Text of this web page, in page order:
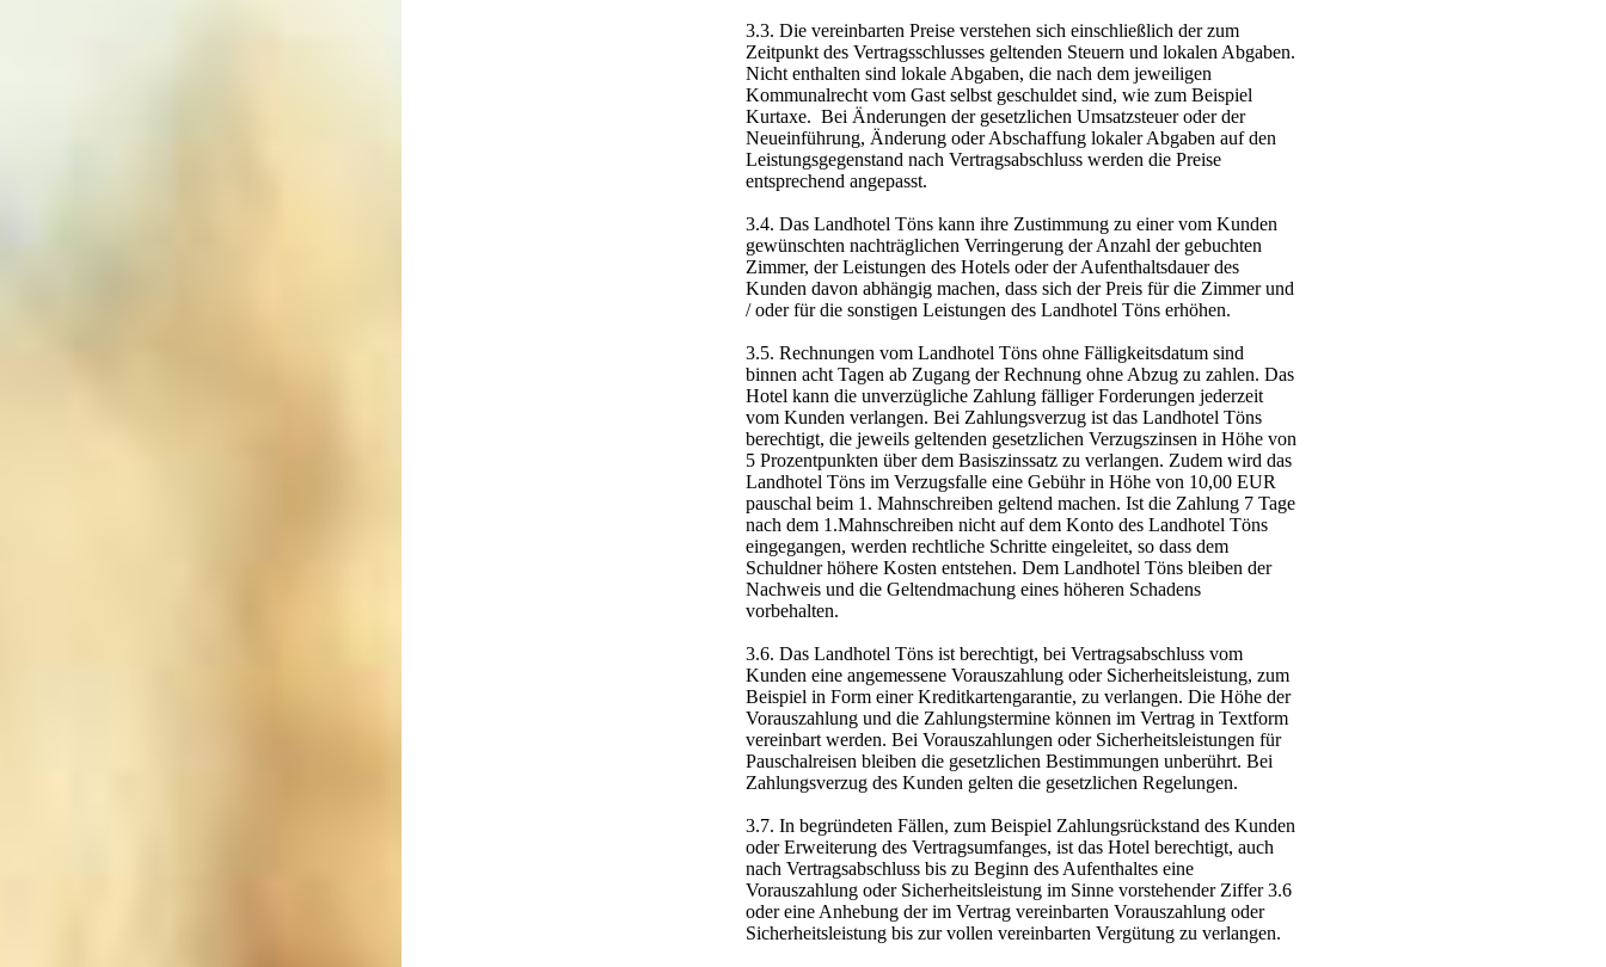
3.3. Die vereinbarten Preise verstehen sich einschließlich der zum
Zeitpunkt des Vertragsschlusses geltenden Steuern und lokalen Abgaben.
Nicht enthalten sind lokale Abgaben, die nach dem jeweiligen
Kommunalrecht vom Gast selbst geschuldet sind, wie zum Beispiel
Kurtaxe. Bei Änderungen der gesetzlichen Umsatzsteuer oder der
Neueinführung, Änderung oder Abschaffung lokaler Abgaben auf den
Leistungsgegenstand nach Vertragsabschluss werden die Preise
entsprechend angepasst.
3.4. Das Landhotel Töns kann ihre Zustimmung zu einer vom Kunden
gewünschten nachträglichen Verringerung der Anzahl der gebuchten
Zimmer, der Leistungen des Hotels oder der Aufenthaltsdauer des
Kunden davon abhängig machen, dass sich der Preis für die Zimmer und
/ oder für die sonstigen Leistungen des Landhotel Töns erhöhen.
3.5. Rechnungen vom Landhotel Töns ohne Fälligkeitsdatum sind
binnen acht Tagen ab Zugang der Rechnung ohne Abzug zu zahlen. Das
Hotel kann die unverzügliche Zahlung fälliger Forderungen jederzeit
vom Kunden verlangen. Bei Zahlungsverzug ist das Landhotel Töns
berechtigt, die jeweils geltenden gesetzlichen Verzugszinsen in Höhe von
5 Prozentpunkten über dem Basiszinssatz zu verlangen. Zudem wird das
Landhotel Töns im Verzugsfalle eine Gebühr in Höhe von 10,00 EUR
pauschal beim 1. Mahnschreiben geltend machen. Ist die Zahlung 7 Tage
nach dem 1.Mahnschreiben nicht auf dem Konto des Landhotel Töns
eingegangen, werden rechtliche Schritte eingeleitet, so dass dem
Schuldner höhere Kosten entstehen. Dem Landhotel Töns bleiben der
Nachweis und die Geltendmachung eines höheren Schadens
vorbehalten.
3.6. Das Landhotel Töns ist berechtigt, bei Vertragsabschluss vom
Kunden eine angemessene Vorauszahlung oder Sicherheitsleistung, zum
Beispiel in Form einer Kreditkartengarantie, zu verlangen. Die Höhe der
Vorauszahlung und die Zahlungstermine können im Vertrag in Textform
vereinbart werden. Bei Vorauszahlungen oder Sicherheitsleistungen für
Pauschalreisen bleiben die gesetzlichen Bestimmungen unberührt. Bei
Zahlungsverzug des Kunden gelten die gesetzlichen Regelungen.
3.7. In begründeten Fällen, zum Beispiel Zahlungsrückstand des Kunden
oder Erweiterung des Vertragsumfanges, ist das Hotel berechtigt, auch
nach Vertragsabschluss bis zu Beginn des Aufenthaltes eine
Vorauszahlung oder Sicherheitsleistung im Sinne vorstehender Ziffer 3.6
oder eine Anhebung der im Vertrag vereinbarten Vorauszahlung oder
Sicherheitsleistung bis zur vollen vereinbarten Vergütung zu verlangen.